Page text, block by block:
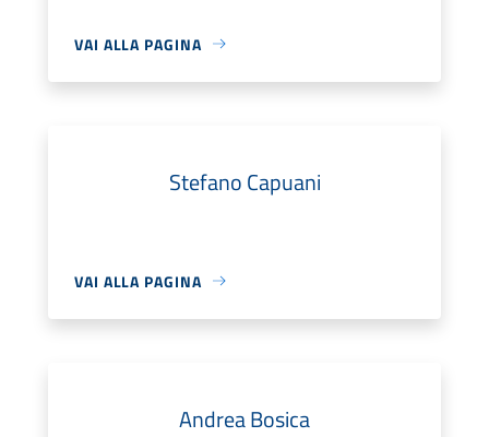
VAI ALLA PAGINA
Stefano Capuani
VAI ALLA PAGINA
Andrea Bosica